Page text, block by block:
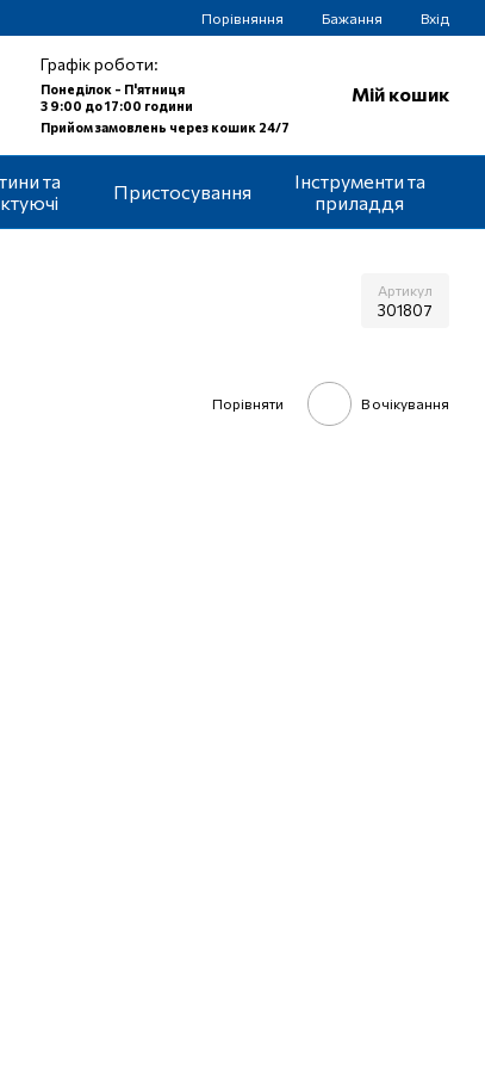
Порівняння Бажання Вхід
Графік роботи:
Понеділок - П'ятниця
З 9:00 до 17:00 години
Прийом замовлень через кошик 24/7
Мій кошик
та
Пристосування
Інструменти та
приладдя
Артикул
301807
Порівняти В очікування